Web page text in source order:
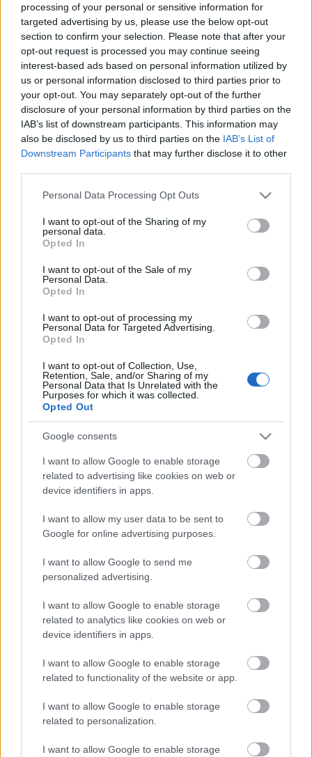
processing of your personal or sensitive information for
targeted advertising by us, please use the below opt-out
section to confirm your selection. Please note that after your
opt-out request is processed you may continue seeing
interest-based ads based on personal information utilized by
us or personal information disclosed to third parties prior to
your opt-out. You may separately opt-out of the further
disclosure of your personal information by third parties on the
IAB’s list of downstream participants. This information may
also be disclosed by us to third parties on the IAB’s List of
Downstream Participants that may further disclose it to other
Please note that this website/app uses one or more Google
not limited to your visit or usage behaviour. You may click to
grant or deny consent to Google and its third-party tags to
use your data for below specified purposes in below Google
consent section.
Personal Data Processing Opt Outs
I want to opt-out of the Sharing of my
personal data.
Opted In
I want to opt-out of the Sale of my
Personal Data.
Opted In
I want to opt-out of processing my
Personal Data for Targeted Advertising.
Opted In
I want to opt-out of Collection, Use,
Retention, Sale, and/or Sharing of my
Personal Data that Is Unrelated with the
Purposes for which it was collected.
Opted Out
Google consents
I want to allow Google to enable storage
related to advertising like cookies on web or
device identifiers in apps.
I want to allow my user data to be sent to
Google for online advertising purposes.
I want to allow Google to send me
personalized advertising.
I want to allow Google to enable storage
related to analytics like cookies on web or
device identifiers in apps.
I want to allow Google to enable storage
related to functionality of the website or app.
I want to allow Google to enable storage
related to personalization.
I want to allow Google to enable storage
LEGFRISSEBB
Országos hírek
Megérkezett az eső a Duna vízgyűjtőjére
Aktuális
Paks II.: Mit jelent az 5. blokk új
árnyékában?
másodfokúra csökken a riasztás
HIRDETÉS
Paks II.: Mit jelent az 5. blokk új
mérföldköve a felülvizsgálat
árnyékában?
Fontos a postaládákba költöző
széncinegék védelme
Amire többmillióan vártunk: szombattól
másodfokúra csökken a riasztás